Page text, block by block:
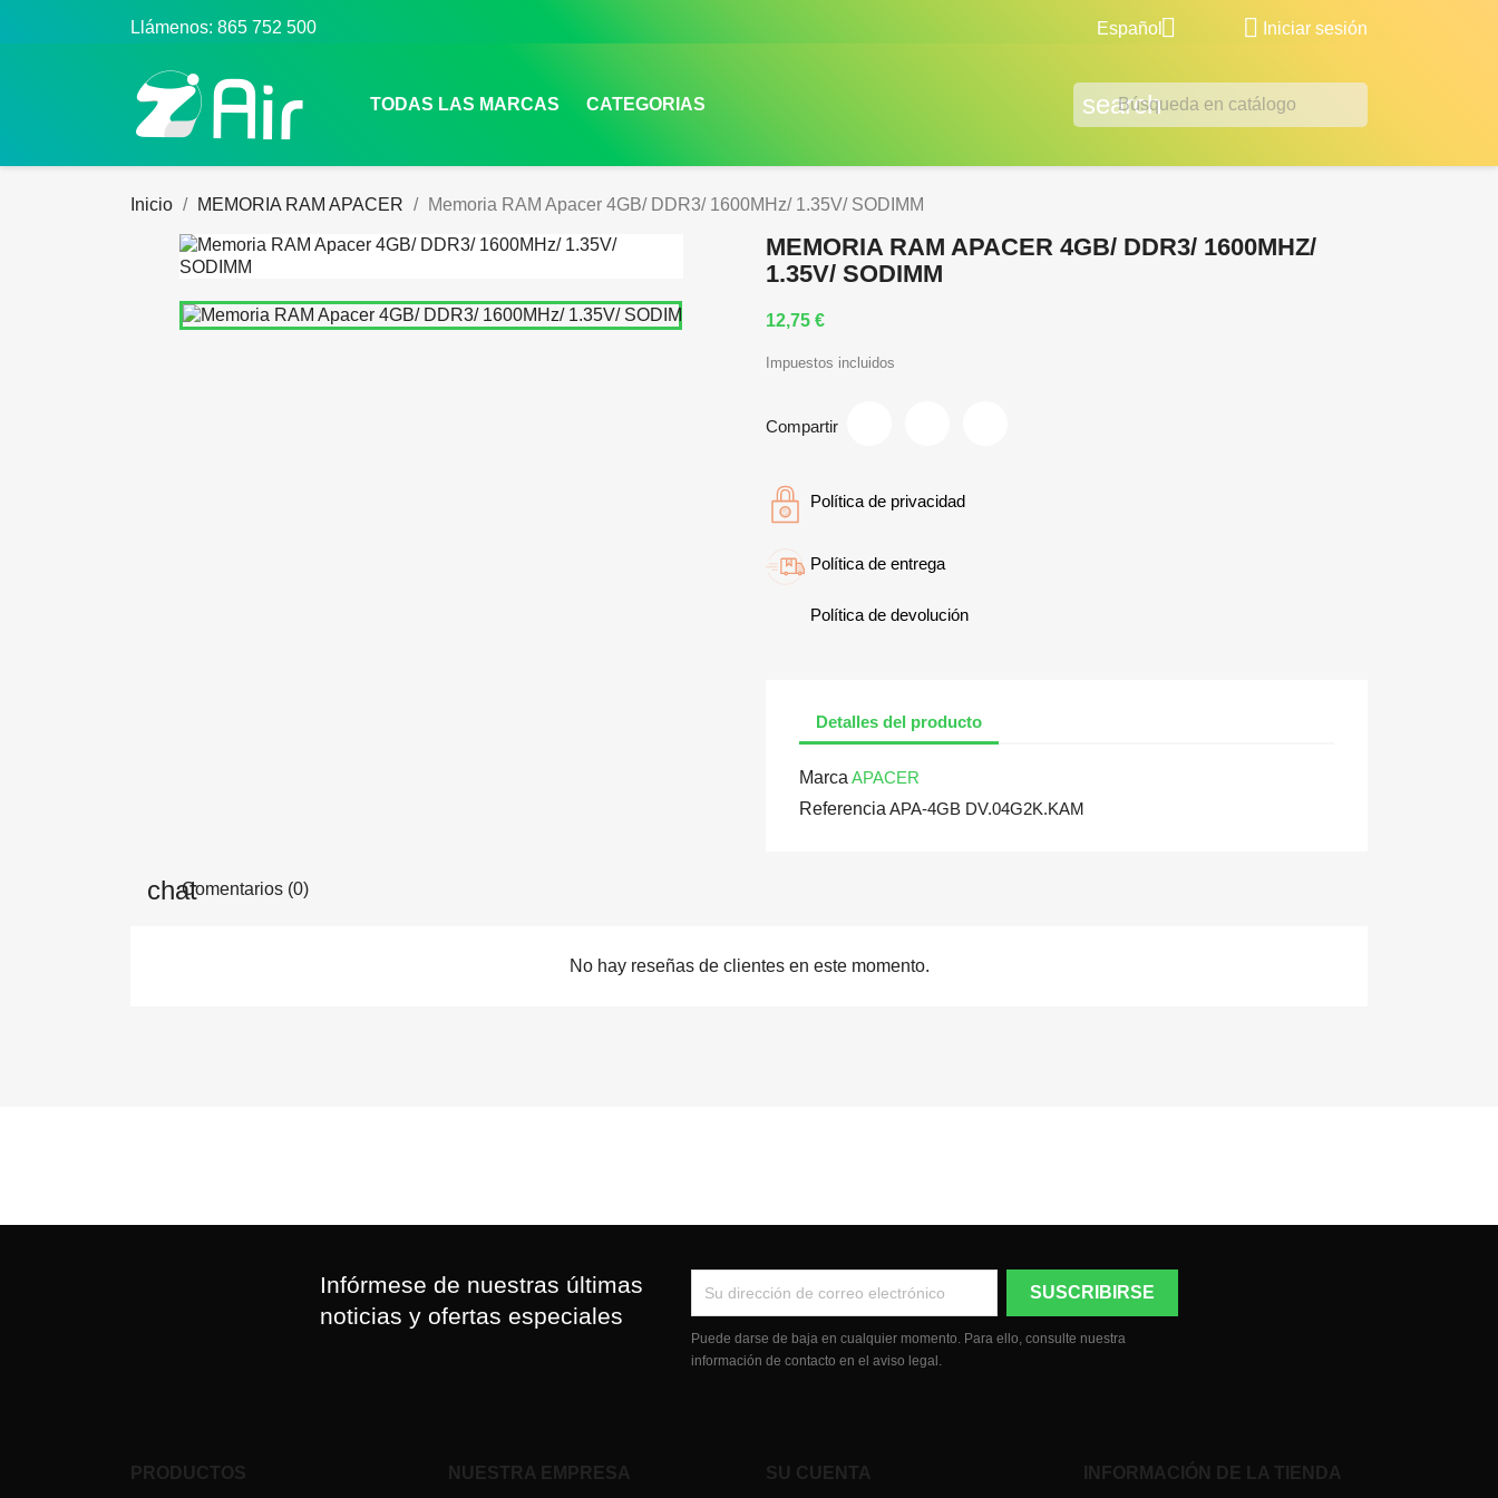
Llámenos: 865 752 500 Español  Iniciar sesión
TODAS LAS MARCAS CATEGORIAS search
Inicio MEMORIA RAM APACER Memoria RAM Apacer 4GB/ DDR3/ 1600MHz/ 1.35V/ SODIMM
MEMORIA RAM APACER 4GB/ DDR3/ 1600MHZ/
1.35V/ SODIMM
12,75 €
Impuestos incluidos
Compartir
Política de privacidad
Política de entrega
Política de devolución
Detalles del producto
Marca APACER
Referencia APA-4GB DV.04G2K.KAM
Comentarios (0)
No hay reseñas de clientes en este momento.
Infórmese de nuestras últimas
noticias y ofertas especiales
Puede darse de baja en cualquier momento. Para ello, consulte nuestra
información de contacto en el aviso legal.
PRODUCTOS NUESTRA EMPRESA SU CUENTA INFORMACIÓN DE LA TIENDA